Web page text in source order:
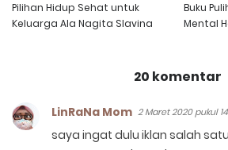
Pilihan Hidup Sehat untuk
Keluarga Ala Nagita Slavina
Buku
Mental
20 komentar
LinRaNa Mom 2 Maret 2020 pukul
saya ingat dulu iklan salah